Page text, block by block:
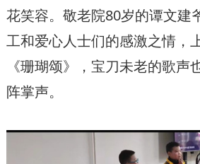
花笑容。敬老院80岁的谭文建
工和爱心人士们的感激之情，
《珊瑚颂》，宝刀未老的歌声
阵掌声。